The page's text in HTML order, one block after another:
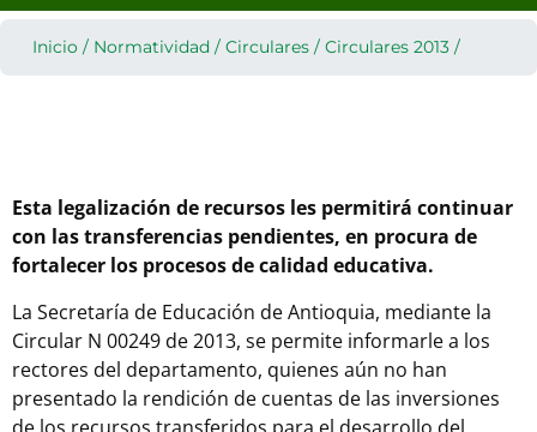
Inicio / Normatividad / Circulares / Circulares 2013 /
Esta legalización de recursos les permitirá continuar
con las transferencias pendientes, en procura de
fortalecer los procesos de calidad educativa.
La Secretaría de Educación de Antioquia, mediante la
Circular N 00249 de 2013, se permite informarle a los
rectores del departamento, quienes aún no han
presentado la rendición de cuentas de las inversiones